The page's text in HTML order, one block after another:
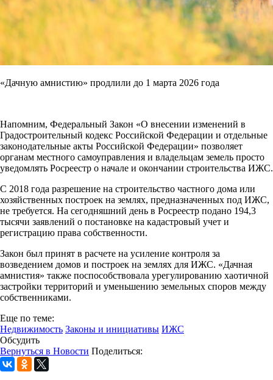
«Дачную амнистию» продлили до 1 марта 2026 года
Напомним, Федеральный Закон «О внесении изменений в
Градостроительный кодекс Российской Федерации и отдельные
законодательные акты Российской Федерации» позволяет
органам местного самоуправления и владельцам земель просто
уведомлять Росреестр о начале и окончании строительства ИЖС.
С 2018 года разрешение на строительство частного дома или
хозяйственных построек на землях, предназначенных под ИЖС,
не требуется. На сегодняшний день в Росреестр подано 194,3
тысячи заявлений о постановке на кадастровый учет и
регистрацию права собственности.
Закон был принят в расчете на усиление контроля за
возведением домов и построек на землях для ИЖС. «Дачная
амнистия» также поспособствовала урегулированию хаотичной
застройки территорий и уменьшению земельных споров между
собственниками.
Еще по теме:
Недвижимость Законы и инициативы ИЖС
Обсудить
Вернуться в Новости Поделиться: